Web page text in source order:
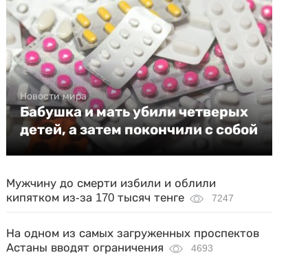
Новости мира
Бабушка и мать убили четверых
детей, а затем покончили с собой
Мужчину до смерти избили и облили
кипятком из-за 170 тысяч тенге
7247
На одном из самых загруженных проспектов
Астаны вводят ограничения
4693